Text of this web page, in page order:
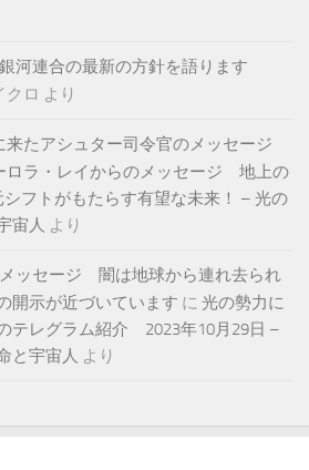
銀河連合の最新の方針を語ります
クロ より
来たアシュター司令官のメッセージ
ロラ・レイからのメッセージ 地上の
フトがもたらす有望な未来！ – 光の
宙人 より
ッセージ 闇は地球から連れ去られ
開示が近づいています に 光の勢力に
テレグラム紹介 2023年10月29日 –
と宇宙人 より